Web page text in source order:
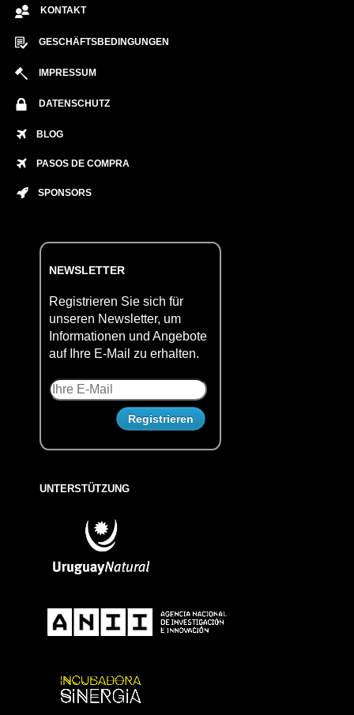
KONTAKT
GESCHÄFTSBEDINGUNGEN
IMPRESSUM
DATENSCHUTZ
BLOG
PASOS DE COMPRA
SPONSORS
NEWSLETTER
Registrieren Sie sich für
unseren Newsletter, um
Informationen und Angebote
auf Ihre E-Mail zu erhalten.
UNTERSTÜTZUNG